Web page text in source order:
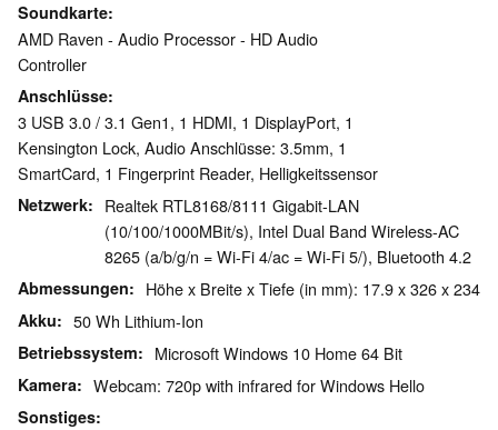
Soundkarte
AMD Raven - Audio Processor - HD Audio
Controller
Anschlüsse
3 USB 3.0 / 3.1 Gen1, 1 HDMI, 1 DisplayPort, 1
Kensington Lock, Audio Anschlüsse: 3.5mm, 1
SmartCard, 1 Fingerprint Reader, Helligkeitssensor
Netzwerk
Realtek RTL8168/8111 Gigabit-LAN
(10/100/1000MBit/s), Intel Dual Band Wireless-AC
8265 (a/b/g/n = Wi-Fi 4/ac = Wi-Fi 5/), Bluetooth 4.2
Abmessungen Höhe x Breite x Tiefe (in mm): 17.9 x 326 x 234
Akku 50 Wh Lithium-Ion
Betriebssystem Microsoft Windows 10 Home 64 Bit
Kamera Webcam: 720p with infrared for Windows Hello
Sonstiges